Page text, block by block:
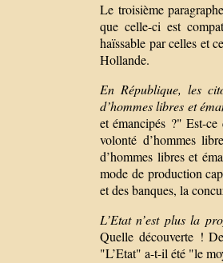
Le troisième
que celle-ci est
haïssable par celles et
Hollande.
En République, les
d’hommes libres et
et émancipés ?" Est-
volonté d’hommes
d’hommes libres et
mode de production
et des banques, la
L’Etat n’est plus la
Quelle découverte !
"L’Etat" a-t-il été "le